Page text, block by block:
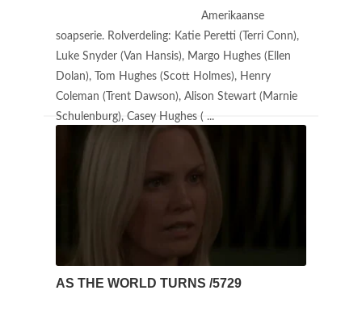
Amerikaanse
soapserie. Rolverdeling: Katie Peretti (Terri Conn),
Luke Snyder (Van Hansis), Margo Hughes (Ellen
Dolan), Tom Hughes (Scott Holmes), Henry
Coleman (Trent Dawson), Alison Stewart (Marnie
Schulenburg), Casey Hughes ( ...
AS THE WORLD TURNS /5729